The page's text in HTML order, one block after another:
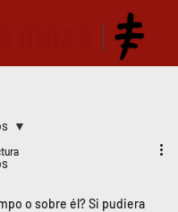
o sobre él? Si pudiera